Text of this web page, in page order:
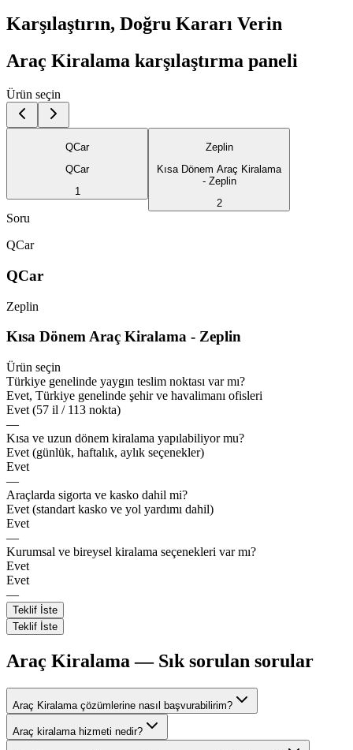
Karşılaştırın, Doğru Kararı Verin
Araç Kiralama karşılaştırma paneli
Ürün seçin
QCar
QCar
1
Zeplin
Kısa Dönem Araç Kiralama
- Zeplin
2
Soru
QCar
QCar
Zeplin
Kısa Dönem Araç Kiralama - Zeplin
Ürün seçin
Türkiye genelinde yaygın teslim noktası var mı?
Evet, Türkiye genelinde şehir ve havalimanı ofisleri
Evet (57 il / 113 nokta)
—
Kısa ve uzun dönem kiralama yapılabiliyor mu?
Evet (günlük, haftalık, aylık seçenekler)
Evet
—
Araçlarda sigorta ve kasko dahil mi?
Evet (standart kasko ve yol yardımı dahil)
Evet
—
Kurumsal ve bireysel kiralama seçenekleri var mı?
Evet
Evet
—
Teklif İste
Teklif İste
Araç Kiralama — Sık sorulan sorular
Araç Kiralama çözümlerine nasıl başvurabilirim?
Araç kiralama hizmeti nedir?